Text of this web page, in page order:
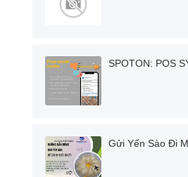
SPOTON: POS
Gửi Yến Sào Đi